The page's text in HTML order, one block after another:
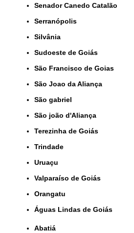
Senador Canedo Catalão
Serranópolis
Silvânia
Sudoeste de Goiás
São Francisco de Goias
São Joao da Aliança
São gabriel
São joão d'Aliança
Terezinha de Goiás
Trindade
Uruaçu
Valparaíso de Goiás
orangatu
Águas Lindas de Goiás
Abatiá